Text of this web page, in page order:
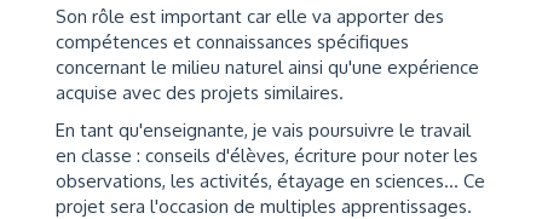
Son rôle est important car elle va apporter des
compétences et connaissances spécifiques
concernant le milieu naturel ainsi qu'une expérience
acquise avec des projets similaires.
En tant qu'enseignante, je vais poursuivre le travail
en classe : conseils d'élèves, écriture pour noter les
observations, les activités, étayage en sciences... Ce
projet sera l'occasion de multiples apprentissages.